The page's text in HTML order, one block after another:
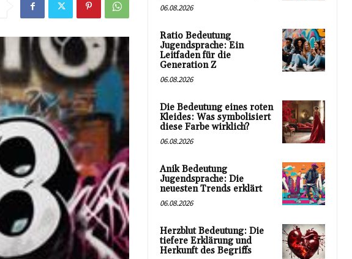
06.08.2026
Ratio Bedeutung
Jugendsprache: Ein
Leitfaden für die
Generation Z
06.08.2026
Die Bedeutung eines roten
Kleides: Was symbolisiert
diese Farbe wirklich?
06.08.2026
Anik Bedeutung
Jugendsprache: Die
neuesten Trends erklärt
06.08.2026
Herzblut Bedeutung: Die
tiefere Erklärung und
Herkunft des Begriffs